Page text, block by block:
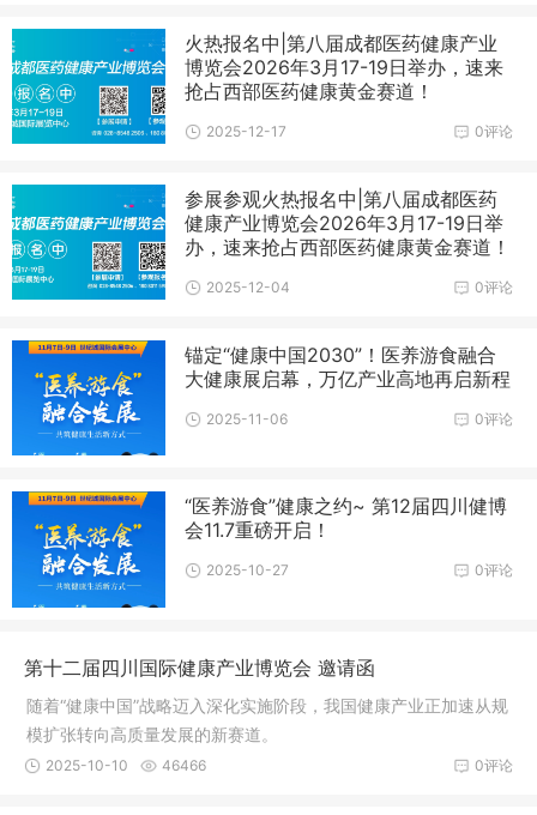
管理、再生医学、长寿医学、功能医学、癌症治疗、生殖医学、
医疗旅游及跨境医美等多项议题，推动新技术临床应用，助力人
类健康与生命质量提升。
火热报名中|第八届成都医药健康产业
博览会2026年3月17-19日举办，速来
抢占西部医药健康黄金赛道！
0评论
2025-12-17
参展参观火热报名中|第八届成都医药
健康产业博览会2026年3月17-19日举
办，速来抢占西部医药健康黄金赛道！
0评论
2025-12-04
锚定“健康中国2030”！医养游食融合
大健康展启幕，万亿产业高地再启新程
0评论
2025-11-06
“医养游食”健康之约~ 第12届四川健博
会11.7重磅开启！
0评论
2025-10-27
第十二届四川国际健康产业博览会 邀请函
随着“健康中国”战略迈入深化实施阶段，我国健康产业正加速从规
模扩张转向高质量发展的新赛道。
0评论
2025-10-10 46466